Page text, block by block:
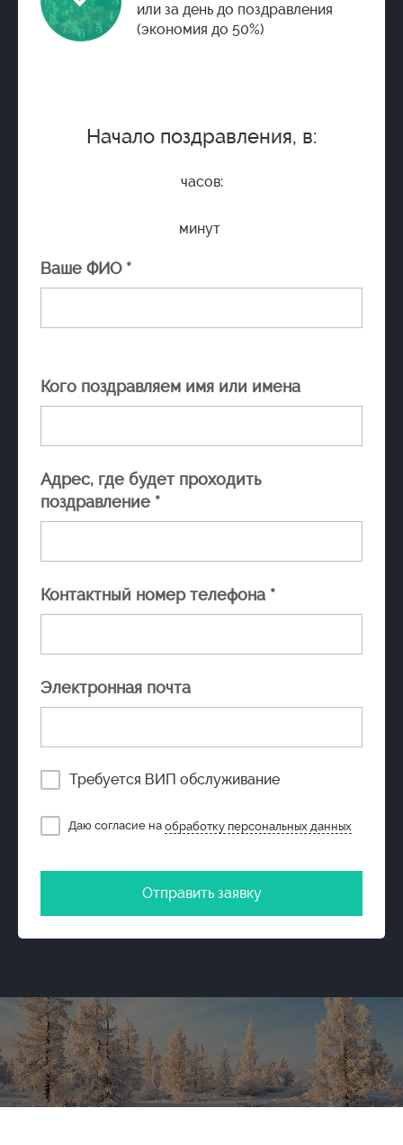
или за день до поздравления
(экономия до 50%)
Начало поздравления, в:
часов:
минут
Ваше ФИО *
Кого поздравляем имя или имена
Адрес, где будет проходить
поздравление *
Контактный номер телефона *
Электронная почта
Требуется ВИП обслуживание
Даю согласие на обработку персональных данных
Отправить заявку